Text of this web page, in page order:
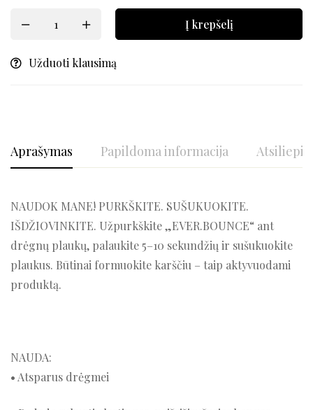
Į krepšelį
Užduoti klausimą
Aprašymas Papildoma informacija
NAUDOK MANE! PURKŠKITE. SUŠUKUOKITE.
IŠDŽIOVINKITE. Užpurkškite „EVER.BOUNCE“ ant
drėgnų plaukų, palaukite 5–10 sekundžių ir sušukuokite
plaukus. Būtinai formuokite karščiu – taip aktyvuodami
produktą.
NAUDA:
• Atsparus drėgmei